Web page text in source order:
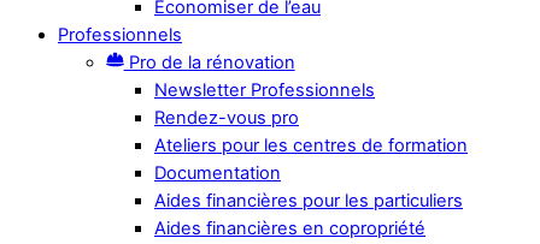
Économiser de l’eau
Professionnels
Pro de la rénovation
Newsletter Professionnels
Rendez-vous pro
Ateliers pour les centres de formation
Documentation
Aides financières pour les particuliers
Aides financières en copropriété